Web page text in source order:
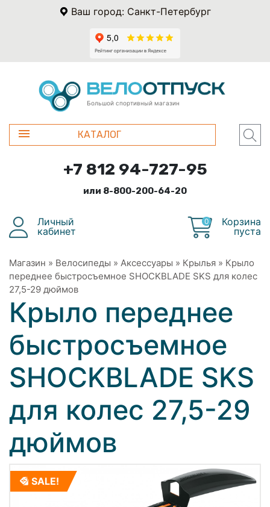
Ваш город: Санкт-Петербург
Большой спортивный магазин
КАТАЛОГ
+7 812 94-727-95
или 8-800-200-64-20
Личный
кабинет
0
Корзина
пуста
Магазин » Велосипеды » Аксессуары » Крылья » Крыло
переднее быстросъемное SHOCKBLADE SKS для колес
27,5-29 дюймов
Крыло переднее
быстросъемное
SHOCKBLADE SKS
для колес 27,5-29
дюймов
SALE!